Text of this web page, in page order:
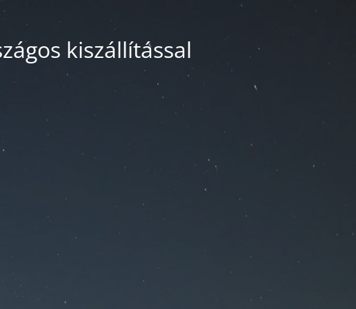
kiszállítással